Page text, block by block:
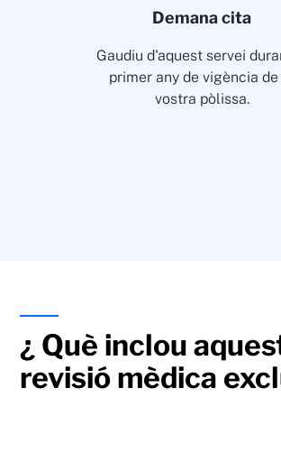
Demana cita
Gaudiu d'aquest servei
primer any de vigència
vostra pòlissa.
¿ Què inclou
revisió mèdica